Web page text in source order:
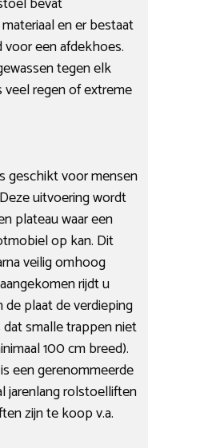
en er bestaat
een afdekhoes.
tegen elk
regen of extreme
geschikt voor mensen
uitvoering wordt
plateau waar een
op kan. Dit
veilig omhoog
rijdt u
de plaat de verdieping
smalle trappen niet
100 cm breed).
een gerenommeerde
jarenlang rolstoelliften
zijn te koop v.a.